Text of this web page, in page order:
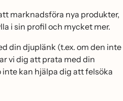
marknadsföra nya produkter,
i sin profil och mycket mer.
din djuplänk (t.ex. om den inte
vi dig att prata med din
kan hjälpa dig att felsöka